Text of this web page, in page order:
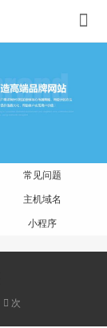
常见问题
主机域名
小程序
次